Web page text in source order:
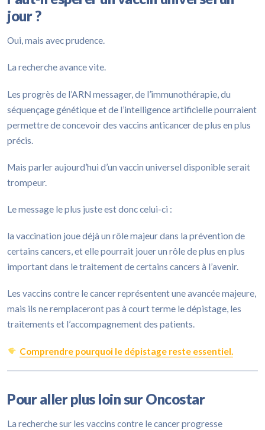
jour ?
Oui, mais avec prudence.
La recherche avance vite.
Les progrès de l’ARN messager, de l’immunothérapie, du
séquençage génétique et de l’intelligence artificielle pourraient
permettre de concevoir des vaccins anticancer de plus en plus
précis.
Mais parler aujourd’hui d’un vaccin universel disponible serait
trompeur.
Le message le plus juste est donc celui-ci :
la vaccination joue déjà un rôle majeur dans la prévention de
certains cancers, et elle pourrait jouer un rôle de plus en plus
important dans le traitement de certains cancers à l’avenir.
Les vaccins contre le cancer représentent une avancée majeure,
mais ils ne remplaceront pas à court terme le dépistage, les
traitements et l’accompagnement des patients.
Comprendre pourquoi le dépistage reste essentiel.
Pour aller plus loin sur Oncostar
La recherche sur les vaccins contre le cancer progresse